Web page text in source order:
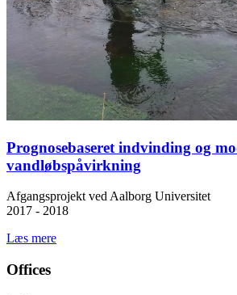
Prognosebaseret indvinding og
vandløbspåvirkning
Afgangsprojekt ved Aalborg Universitet
2017 - 2018
Læs mere
Offices